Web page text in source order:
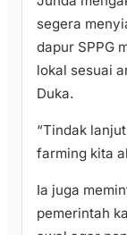
segera
dapur SPPG
lokal sesuai
Duka.
“Tindak
farming kita
Ia juga
pemerintah